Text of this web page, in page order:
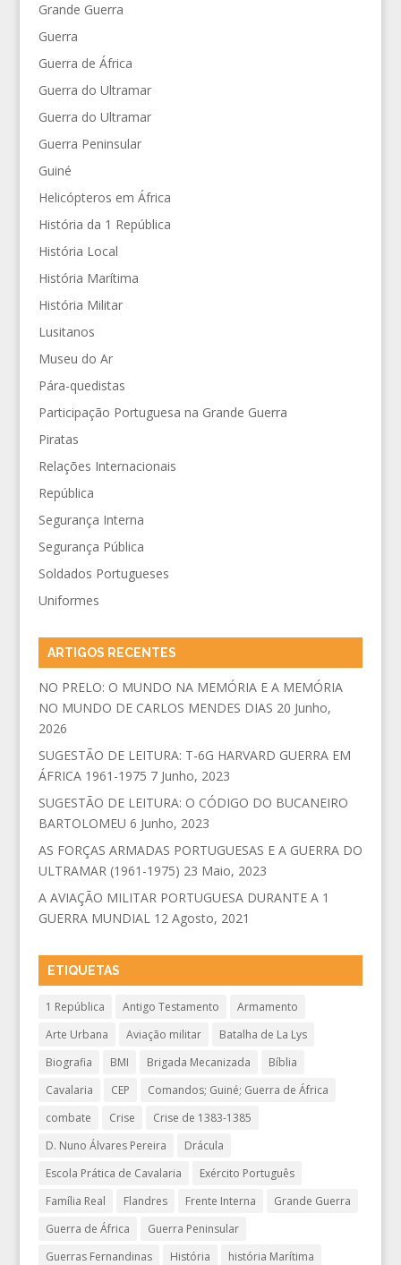
Grande Guerra
Guerra
Guerra de África
Guerra do Ultramar
Guerra do Ultramar
Guerra Peninsular
Guiné
Helicópteros em África
História da 1 República
História Local
História Marítima
História Militar
Lusitanos
Museu do Ar
Pára-quedistas
Participação Portuguesa na Grande Guerra
Piratas
Relações Internacionais
República
Segurança Interna
Segurança Pública
Soldados Portugueses
Uniformes
ARTIGOS RECENTES
NO PRELO: O MUNDO NA MEMÓRIA E A MEMÓRIA
NO MUNDO DE CARLOS MENDES DIAS 20 Junho,
2026
SUGESTÃO DE LEITURA: T-6G HARVARD GUERRA EM
ÁFRICA 1961-1975 7 Junho, 2023
SUGESTÃO DE LEITURA: O CÓDIGO DO BUCANEIRO
BARTOLOMEU 6 Junho, 2023
AS FORÇAS ARMADAS PORTUGUESAS E A GUERRA DO
ULTRAMAR (1961-1975) 23 Maio, 2023
A AVIAÇÃO MILITAR PORTUGUESA DURANTE A 1
GUERRA MUNDIAL 12 Agosto, 2021
ETIQUETAS
1 República Antigo Testamento
Armamento
Arte Urbana
Aviação militar
Batalha de La Lys
Biografia
BMI Brigada Mecanizada
Bíblia
Cavalaria
CEP
Comandos; Guiné; Guerra de África
combate
Crise
Crise de 1383-1385
D. Nuno Álvares Pereira
Drácula
Escola Prática de Cavalaria
Exército Português
Família Real
Flandres Frente Interna
Grande Guerra
Guerra de África
Guerra Peninsular
Guerras Fernandinas
História
história Marítima